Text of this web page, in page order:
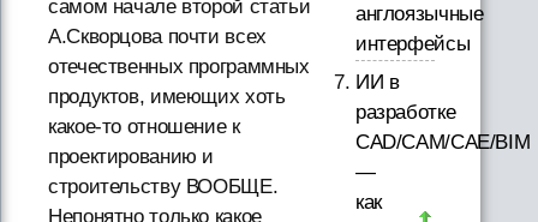
самом начале второй статьи
А.Скворцова почти всех
отечественных программных
продуктов, имеющих хоть
какое-то отношение к
проектированию и
строительству ВООБЩЕ.
Непонятно только какое
англоязычные
интерфейсы
ИИ в
разработке
CAD/CAM/CAE/BIM
—
как